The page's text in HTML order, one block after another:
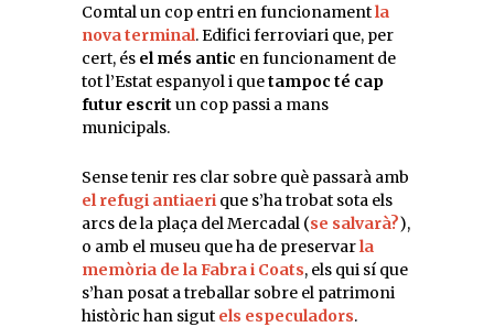
Comtal un cop entri en funcionamentla
nova terminal. Edifici ferroviari que, per
cert, és el més antic en funcionament de
tot l’Estat espanyol i quetampoc té cap
futur escrit un cop passi a mans
municipals.
Sense tenir res clar sobre què passarà amb
el refugi antiaeri que s’ha trobat sota els
arcs de la plaça del Mercadal (se salvarà?),
o amb el museu que ha de preservarla
memòria de la Fabra i Coats, els qui sí que
s’han posat a treballar sobre el patrimoni
històric han sigut els especuladors.